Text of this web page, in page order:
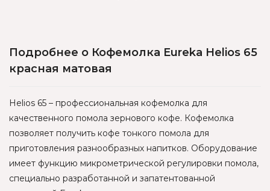
Подробнее о Кофемолка Eureka Helios 65
красная матовая
Helios 65 – профессиональная кофемолка для
качественного помола зернового кофе. Кофемолка
позволяет получить кофе тонкого помола для
приготовления разнообразных напитков. Оборудование
имеет функцию микрометрической регулировки помола,
специально разработанной и запатентованной